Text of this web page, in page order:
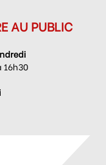
AU PUBLIC
16h30